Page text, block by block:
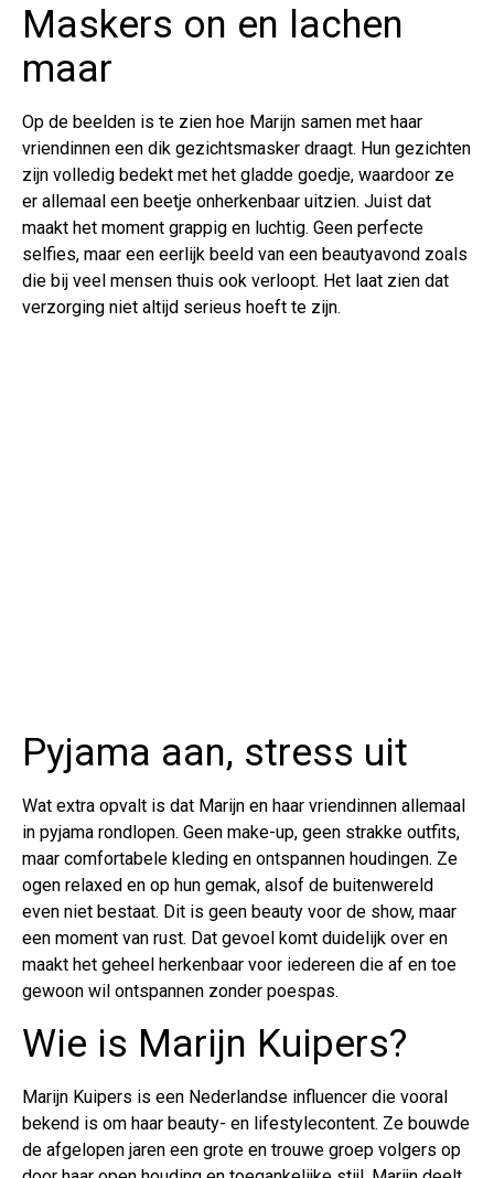
Maskers on en lachen
maar
Op de beelden is te zien hoe Marijn samen met haar
vriendinnen een dik gezichtsmasker draagt. Hun gezichten
zijn volledig bedekt met het gladde goedje, waardoor ze
er allemaal een beetje onherkenbaar uitzien. Juist dat
maakt het moment grappig en luchtig. Geen perfecte
selfies, maar een eerlijk beeld van een beautyavond zoals
die bij veel mensen thuis ook verloopt. Het laat zien dat
verzorging niet altijd serieus hoeft te zijn.
Pyjama aan, stress uit
Wat extra opvalt is dat Marijn en haar vriendinnen allemaal
in pyjama rondlopen. Geen make-up, geen strakke outfits,
maar comfortabele kleding en ontspannen houdingen. Ze
ogen relaxed en op hun gemak, alsof de buitenwereld
even niet bestaat. Dit is geen beauty voor de show, maar
een moment van rust. Dat gevoel komt duidelijk over en
maakt het geheel herkenbaar voor iedereen die af en toe
gewoon wil ontspannen zonder poespas.
Wie is Marijn Kuipers?
Marijn Kuipers is een Nederlandse influencer die vooral
bekend is om haar beauty- en lifestylecontent. Ze bouwde
de afgelopen jaren een grote en trouwe groep volgers op